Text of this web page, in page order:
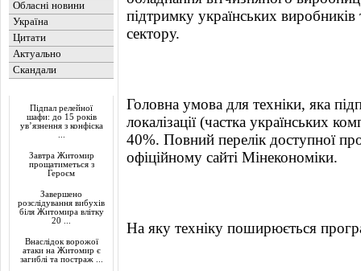
Обласні новини
Україна
Цитати
Актуально
Скандали
Підпал релейної
шафи: до 15 років
ув’язнення з конфіска
Завтра Житомир
прощатиметься з
Героєм
Завершено
розслідування вибухів
біля Житомира влітку
20 ...
Внаслідок ворожої
атаки на Житомир є
загиблі та постраж ...
підтримку українських
сектору.
Головна умова для техніки, яка
локалізації (частка українських
40%. Повний перелік доступної
офіційному сайті Мінекономіки.
На яку техніку поширюється